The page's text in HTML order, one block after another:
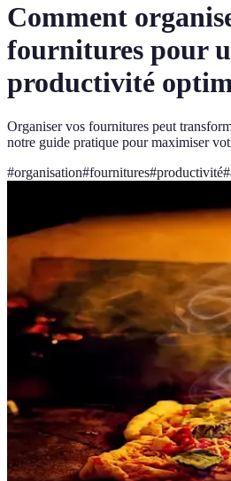
Comment
fournitures pour
productivité
Organiser vos fournitures peut
notre guide pratique pour maximiser
#organisation#fournitures#productivité#